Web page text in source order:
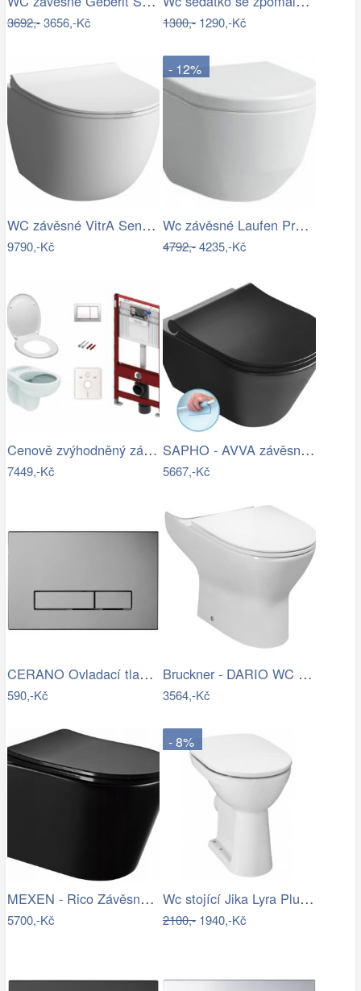
3692,-3656,-Kč 1300,-1290,-Kč
WC závěsné VitrA Sento mat zadní odpad…
9790,-Kč
- 12%
Wc závěsné Laufen Pro zadní odpad…
4792,-4235,-Kč
Cenově zvýhodněný závěsný WC set TECE…
7449,-Kč
SAPHO - AVVA závěsná WC mísa, Rimless,…
5667,-Kč
CERANO Ovladací tlačítko WC modulů Lite…
590,-Kč
Bruckner - DARIO WC kombi mísa, Rimless…
3564,-Kč
MEXEN - Rico Závěsná WC mísa Rimless…
5700,-Kč
- 8%
Wc stojící Jika Lyra Plus zadní odpad…
2100,-1940,-Kč